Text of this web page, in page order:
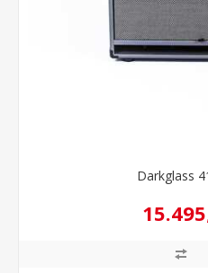
Darkglass